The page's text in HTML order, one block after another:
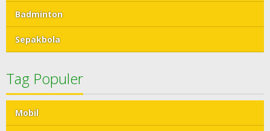
Badminton
Sepakbola
Tag Populer
Mobil